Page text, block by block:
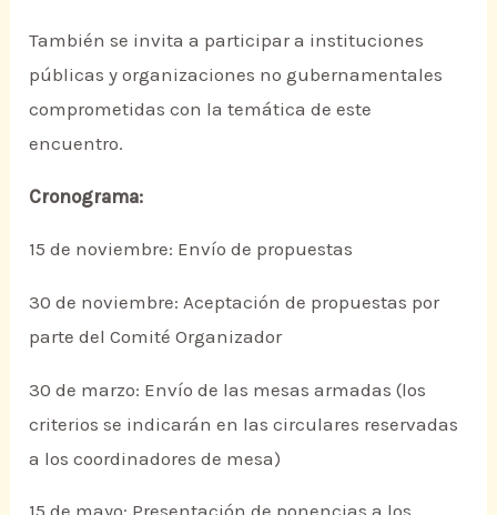
También se invita a participar a instituciones
públicas y organizaciones no gubernamentales
comprometidas con la temática de este
encuentro.
Cronograma:
15 de noviembre: Envío de propuestas
30 de noviembre: Aceptación de propuestas por
parte del Comité Organizador
30 de marzo: Envío de las mesas armadas (los
criterios se indicarán en las circulares reservadas
a los coordinadores de mesa)